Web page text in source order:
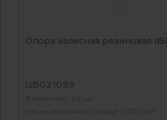
Опора колесная резиновая
ЦБ021099
В наличии - 82 шт
На центральном складе - 13579 шт